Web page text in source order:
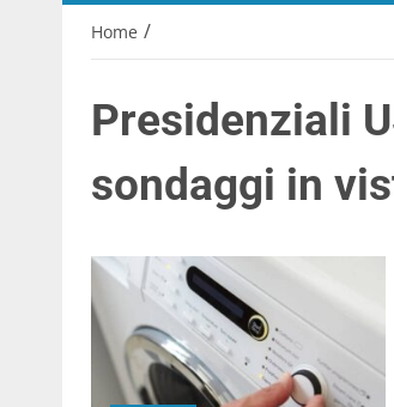
Home /
Presidenziali
sondaggi in